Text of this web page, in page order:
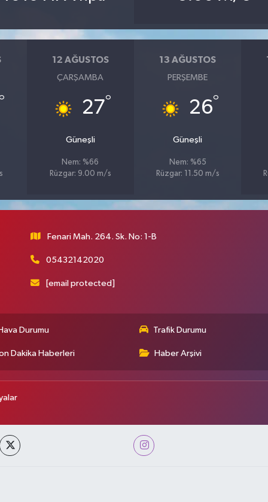
12 AĞUSTOS
ÇARŞAMBA
27°
Güneşli
Nem: %66
Rüzgar: 9.00 m/s
13 AĞUSTOS
PERŞEMBE
26°
Güneşli
Nem: %65
Rüzgar: 11.50 m/s
Fenari Mah. 264. Sk. No: 1-B
05432142020
[email protected]
Durumu Trafik Durumu
Dakika Haberleri Haber Arşivi